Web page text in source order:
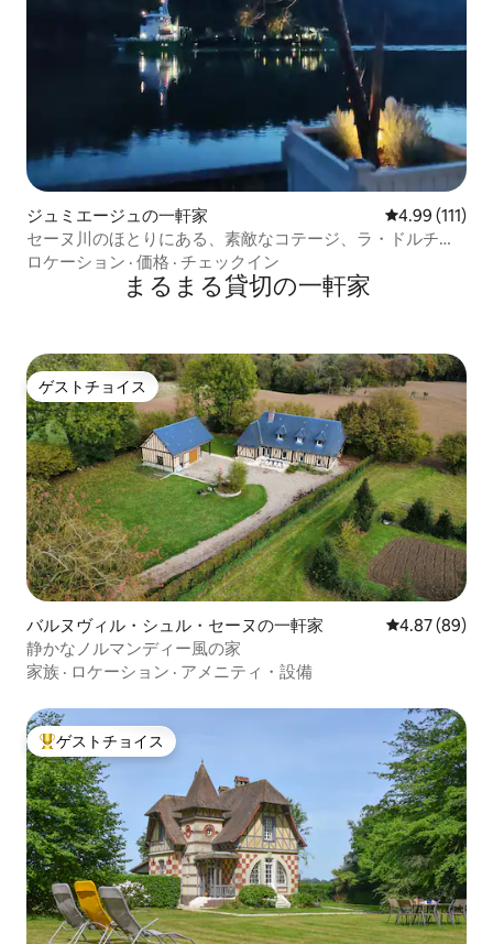
ジュミエージュの一軒家 レビュー111
4.99 (111)
セーヌ川のほとりにある、素敵なコテージ、ラ・ドルチ
ェ・ヴィータ。
ロケーション · 価格 · チェックイン
まるまる貸切の一軒家
ゲストチョイス
ゲストチョイス
バルヌヴィル・シュル・セーヌの一軒家 レビュー89
4.87 (89)
静かなノルマンディー風の家
家族 · ロケーション · アメニティ・設備
大好評のゲストチョイスです。
ゲストチョイス